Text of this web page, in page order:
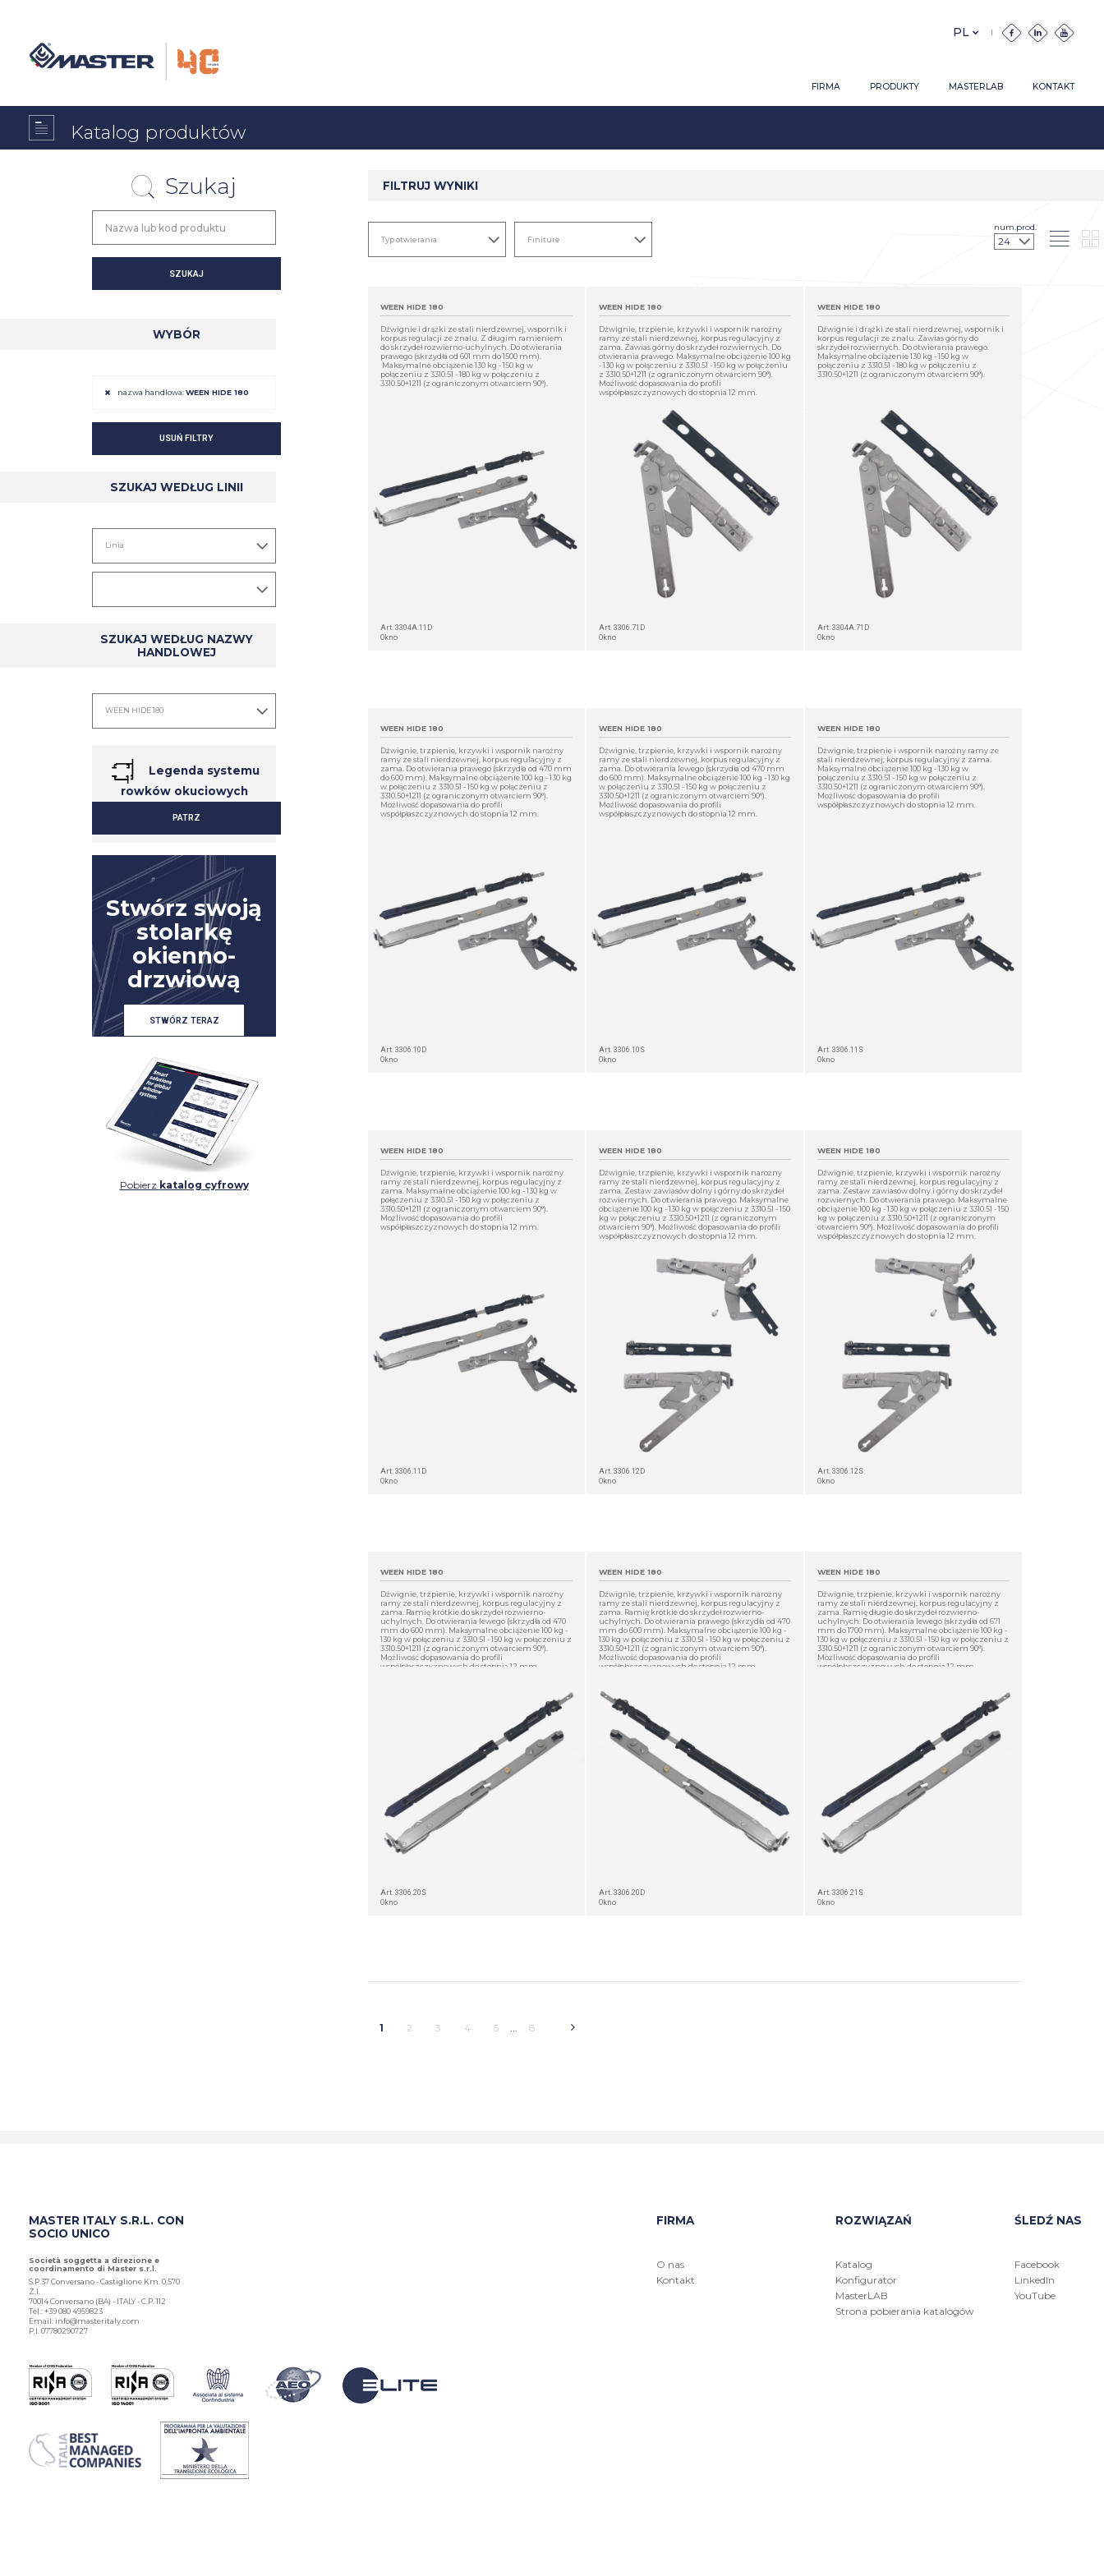
FIRMA PRODUKTY MASTERLAB KONTAKT
Katalog produktów
Szukaj
WYBÓR
nazwa handlowa:WEEN HIDE 180
USUŃ FILTRY
SZUKAJ WEDŁUG LINII
SZUKAJ WEDŁUG NAZWY
HANDLOWEJ
Legenda systemu
rowków okuciowych
PATRZ
Stwórz swoją
stolarkę
okienno-
drzwiową
STWÓRZ TERAZ
Pobierz katalog cyfrowy
FILTRUJ WYNIKI
num.prod.
WEEN HIDE 180
Dźwignie i drążki ze stali nierdzewnej, wspornik i
korpus regulacji ze znalu. Z długim ramieniem
do skrzydeł rozwierno-uchylnych. Do otwierania
prawego (skrzydła od 601 mm do 1500 mm).
Maksymalne obciążenie 130 kg - 150 kg w
połączeniu z 3310.51 - 180 kg w połączeniu z
3310.50+1211 (z ograniczonym otwarciem 90°).
Art. 3304A.11D
Okno
WEEN HIDE 180
Dźwignie, trzpienie, krzywki i wspornik narożny
ramy ze stali nierdzewnej, korpus regulacyjny z
zama. Zawias górny do skrzydeł rozwiernych. Do
otwierania prawego. Maksymalne obciążenie 100 kg
- 130 kg w połączeniu z 3310.51 - 150 kg w połączeniu
z 3310.50+1211 (z ograniczonym otwarciem 90°).
Możliwość dopasowania do profili
współpłaszczyznowych do stopnia 12 mm.
Art. 3306.71D
Okno
WEEN HIDE 180
Dźwignie i drążki ze stali nierdzewnej, wspornik i
korpus regulacji ze znalu. Zawias górny do
skrzydeł rozwiernych. Do otwierania prawego.
Maksymalne obciążenie 130 kg - 150 kg w
połączeniu z 3310.51 - 180 kg w połączeniu z
3310.50+1211 (z ograniczonym otwarciem 90°).
Art. 3304A.71D
Okno
WEEN HIDE 180
Dźwignie, trzpienie, krzywki i wspornik narożny
ramy ze stali nierdzewnej, korpus regulacyjny z
zama. Do otwierania prawego (skrzydła od 470 mm
do 600 mm). Maksymalne obciążenie 100 kg - 130 kg
w połączeniu z 3310.51 - 150 kg w połączeniu z
3310.50+1211 (z ograniczonym otwarciem 90°).
Możliwość dopasowania do profili
współpłaszczyznowych do stopnia 12 mm.
Art. 3306.10D
Okno
WEEN HIDE 180
Dźwignie, trzpienie, krzywki i wspornik narożny
ramy ze stali nierdzewnej, korpus regulacyjny z
zama. Do otwierania lewego (skrzydła od 470 mm
do 600 mm). Maksymalne obciążenie 100 kg - 130 kg
w połączeniu z 3310.51 - 150 kg w połączeniu z
3310.50+1211 (z ograniczonym otwarciem 90°).
Możliwość dopasowania do profili
współpłaszczyznowych do stopnia 12 mm.
SZCZEGÓŁ
Art. 3306.10S
Okno
WEEN HIDE 180
Dźwignie, trzpienie i wspornik narożny ramy ze
stali nierdzewnej; korpus regulacyjny z zama.
Maksymalne obciążenie 100 kg - 130 kg w
połączeniu z 3310.51 - 150 kg w połączeniu z
3310.50+1211 (z ograniczonym otwarciem 90°).
Możliwość dopasowania do profili
współpłaszczyznowych do stopnia 12 mm.
Art. 3306.11S
Okno
WEEN HIDE 180
Dźwignie, trzpienie, krzywki i wspornik narożny
ramy ze stali nierdzewnej, korpus regulacyjny z
zama. Maksymalne obciążenie 100 kg - 130 kg w
połączeniu z 3310.51 - 150 kg w połączeniu z
3310.50+1211 (z ograniczonym otwarciem 90°).
Możliwość dopasowania do profili
współpłaszczyznowych do stopnia 12 mm.
Art. 3306.11D
Okno
WEEN HIDE 180
Dźwignie, trzpienie, krzywki i wspornik narożny
ramy ze stali nierdzewnej, korpus regulacyjny z
zama. Zestaw zawiasów dolny i górny do skrzydeł
rozwiernych. Do otwierania prawego. Maksymalne
obciążenie 100 kg - 130 kg w połączeniu z 3310.51 - 150
kg w połączeniu z 3310.50+1211 (z ograniczonym
otwarciem 90°). Możliwość dopasowania do profili
współpłaszczyznowych do stopnia 12 mm.
Art. 3306.12D
Okno
WEEN HIDE 180
Dźwignie, trzpienie, krzywki i wspornik narożny
ramy ze stali nierdzewnej, korpus regulacyjny z
zama. Zestaw zawiasów dolny i górny do skrzydeł
rozwiernych. Do otwierania prawego. Maksymalne
obciążenie 100 kg - 130 kg w połączeniu z 3310.51 - 150
kg w połączeniu z 3310.50+1211 (z ograniczonym
otwarciem 90°). Możliwość dopasowania do profili
współpłaszczyznowych do stopnia 12 mm.
Art. 3306.12S
Okno
WEEN HIDE 180
Dźwignie, trzpienie, krzywki i wspornik narożny
ramy ze stali nierdzewnej, korpus regulacyjny z
zama. Ramię krótkie do skrzydeł rozwierno-
uchylnych. Do otwierania lewego (skrzydła od 470
mm do 600 mm). Maksymalne obciążenie 100 kg -
130 kg w połączeniu z 3310.51 - 150 kg w połączeniu z
3310.50+1211 (z ograniczonym otwarciem 90°).
Możliwość dopasowania do profili
współpłaszczyznowych do stopnia 12 mm.
Art. 3306.20S
Okno
WEEN HIDE 180
Dźwignie, trzpienie, krzywki i wspornik narożny
ramy ze stali nierdzewnej, korpus regulacyjny z
zama. Ramię krótkie do skrzydeł rozwierno-
uchylnych. Do otwierania prawego (skrzydła od 470
mm do 600 mm). Maksymalne obciążenie 100 kg -
130 kg w połączeniu z 3310.51 - 150 kg w połączeniu z
3310.50+1211 (z ograniczonym otwarciem 90°).
Możliwość dopasowania do profili
współpłaszczyznowych do stopnia 12 mm.
Art. 3306.20D
Okno
WEEN HIDE 180
Dźwignie, trzpienie, krzywki i wspornik narożny
ramy ze stali nierdzewnej, korpus regulacyjny z
zama. Ramię długie do skrzydeł rozwierno-
uchylnych. Do otwierania lewego (skrzydła od 671
mm do 1700 mm). Maksymalne obciążenie 100 kg -
130 kg w połączeniu z 3310.51 - 150 kg w połączeniu z
3310.50+1211 (z ograniczonym otwarciem 90°).
Możliwość dopasowania do profili
współpłaszczyznowych do stopnia 12 mm.
Art. 3306.21S
Okno
1 2 3 4 5 8
MASTER ITALY S.R.L. CON
SOCIO UNICO
Società soggetta a direzione e
coordinamento di Master s.r.l.
S.P.37 Conversano - Castiglione Km. 0,570
Z.I.
70014 Conversano (BA) - ITALY - C.P. 112
Tel.: +39 080 4959823
Email: info@masteritaly.com
P.I. 07780290727
FIRMA
O nas
Kontakt
ROZWIĄZAŃ
Katalog
Konfigurator
MasterLAB
Strona pobierania katalogów
ŚLEDŹ NAS
Facebook
LinkedIn
YouTube